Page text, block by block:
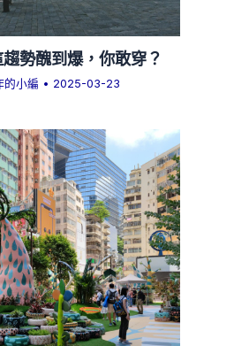
勢醜到爆，你敢穿？
的小編 • 2025-03-23